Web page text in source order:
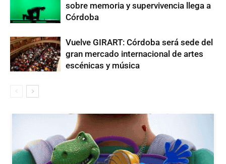
sobre memoria y supervivencia llega a
Córdoba
Vuelve GIRART: Córdoba será sede del
gran mercado internacional de artes
escénicas y música